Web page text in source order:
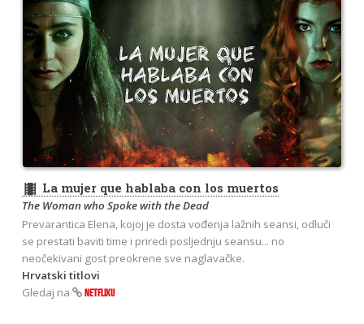
theaters La mujer que hablaba con los muertos
The Woman who Spoke with the Dead
Prevarantica Elena, kojoj je dosta vođenja lažnih seansi, odluči
se prestati baviti time i priredi posljednju seansu... no
neočekivani gost preokrene sve naglavačke.
Hrvatski titlovi
Gledaj na
NETFLIXU